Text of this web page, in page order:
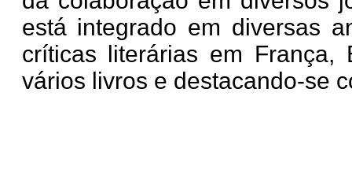
está integrado em diversas
críticas literárias em França,
vários livros e destacando-se